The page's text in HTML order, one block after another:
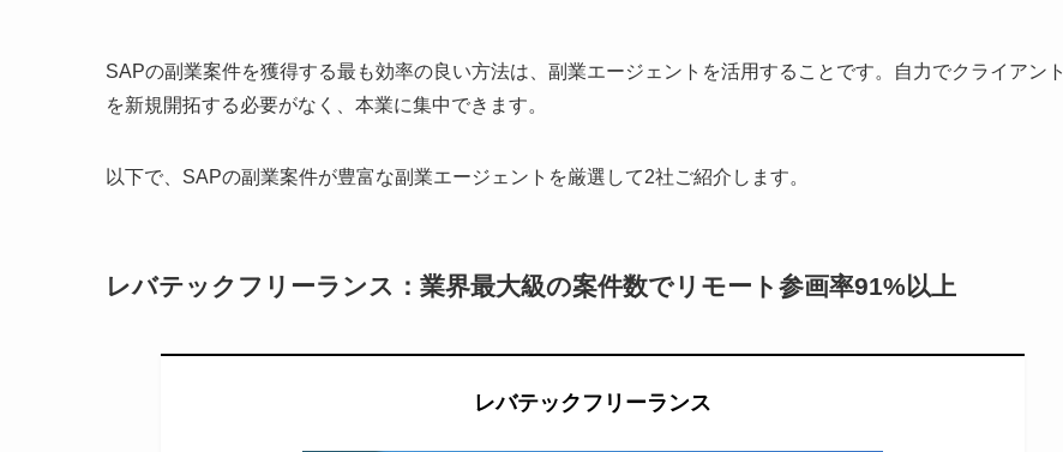
SAPの副業案件を獲得する最も効率の良い方法は、副業エージェントを活用することです。自力でクライアント
を新規開拓する必要がなく、本業に集中できます。
以下で、SAPの副業案件が豊富な副業エージェントを厳選して2社ご紹介します。
レバテックフリーランス：業界最大級の案件数でリモート参画率91%以上
レバテックフリーランス